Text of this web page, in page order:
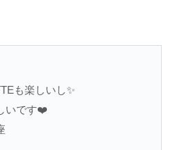
も楽しいし✨
いです❤️